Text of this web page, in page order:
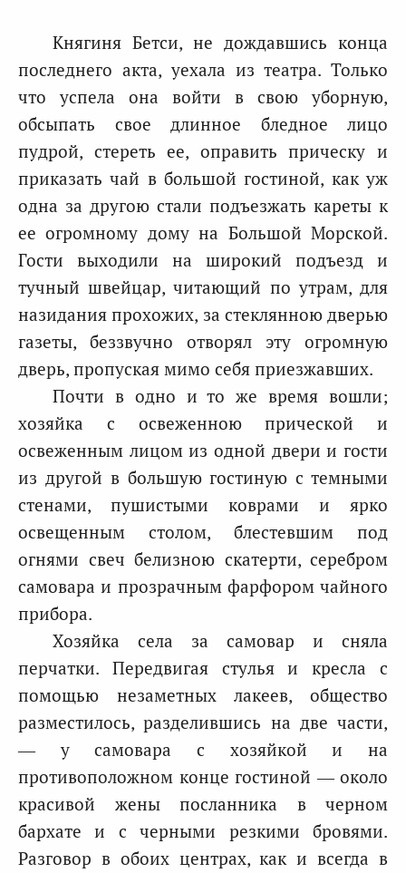
Княгиня Бетси, не дождавшись конца
последнего акта, уехала из театра. Только
что успела она войти в свою уборную,
обсыпать свое длинное бледное лицо
пудрой, стереть ее, оправить прическу и
приказать чай в большой гостиной, как уж
одна за другою стали подъезжать кареты к
ее огромному дому на Большой Морской.
Гости выходили на широкий подъезд и
тучный швейцар, читающий по утрам, для
назидания прохожих, за стеклянною дверью
газеты, беззвучно отворял эту огромную
дверь, пропуская мимо себя приезжавших.
Почти в одно и то же время вошли;
хозяйка с освеженною прической и
освеженным лицом из одной двери и гости
из другой в большую гостиную с темными
стенами, пушистыми коврами и ярко
освещенным столом, блестевшим под
огнями свеч белизною скатерти, серебром
самовара и прозрачным фарфором чайного
прибора.
Хозяйка села за самовар и сняла
перчатки. Передвигая стулья и кресла с
помощью незаметных лакеев, общество
разместилось, разделившись на две части,
— у самовара с хозяйкой и на
противоположном конце гостиной — около
красивой жены посланника в черном
бархате и с черными резкими бровями.
Разговор в обоих центрах, как и всегда в